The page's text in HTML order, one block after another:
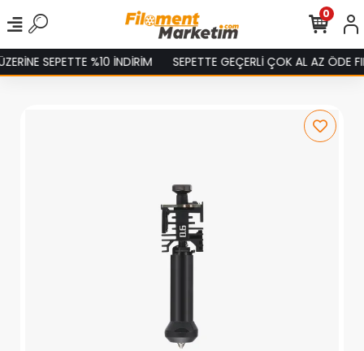
SEPETTE %10 İNDİRİM SEPETTE GEÇERLİ ÇOK AL AZ ÖDE
0